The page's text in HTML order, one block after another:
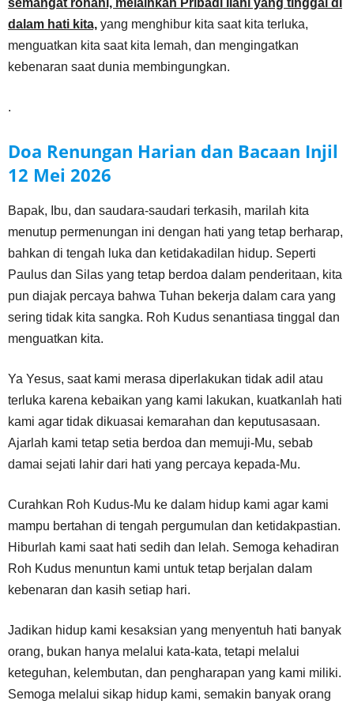
semangat rohani, melainkan Pribadi Ilahi yang tinggal di
dalam hati kita, yang menghibur kita saat kita terluka,
menguatkan kita saat kita lemah, dan mengingatkan
kebenaran saat dunia membingungkan.
.
Doa Renungan Harian dan Bacaan Injil
12 Mei 2026
Bapak, Ibu, dan saudara-saudari terkasih, marilah kita
menutup permenungan ini dengan hati yang tetap berharap,
bahkan di tengah luka dan ketidakadilan hidup. Seperti
Paulus dan Silas yang tetap berdoa dalam penderitaan, kita
pun diajak percaya bahwa Tuhan bekerja dalam cara yang
sering tidak kita sangka. Roh Kudus senantiasa tinggal dan
menguatkan kita.
Ya Yesus, saat kami merasa diperlakukan tidak adil atau
terluka karena kebaikan yang kami lakukan, kuatkanlah hati
kami agar tidak dikuasai kemarahan dan keputusasaan.
Ajarlah kami tetap setia berdoa dan memuji-Mu, sebab
damai sejati lahir dari hati yang percaya kepada-Mu.
Curahkan Roh Kudus-Mu ke dalam hidup kami agar kami
mampu bertahan di tengah pergumulan dan ketidakpastian.
Hiburlah kami saat hati sedih dan lelah. Semoga kehadiran
Roh Kudus menuntun kami untuk tetap berjalan dalam
kebenaran dan kasih setiap hari.
Jadikan hidup kami kesaksian yang menyentuh hati banyak
orang, bukan hanya melalui kata-kata, tetapi melalui
keteguhan, kelembutan, dan pengharapan yang kami miliki.
Semoga melalui sikap hidup kami, semakin banyak orang